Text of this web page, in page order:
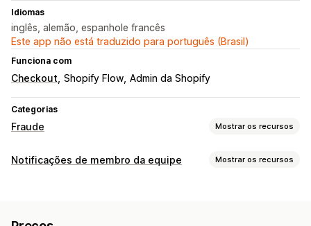
Idiomas
inglês, alemão, espanhole francês
Este app não está traduzido para português (Brasil)
Funciona com
Checkout Shopify Flow Admin da Shopify
Categorias
Fraude Mostrar os recursos
Tipos de fraude
Validação de pedido
Notificações de membro da equipe Mostrar os recursos